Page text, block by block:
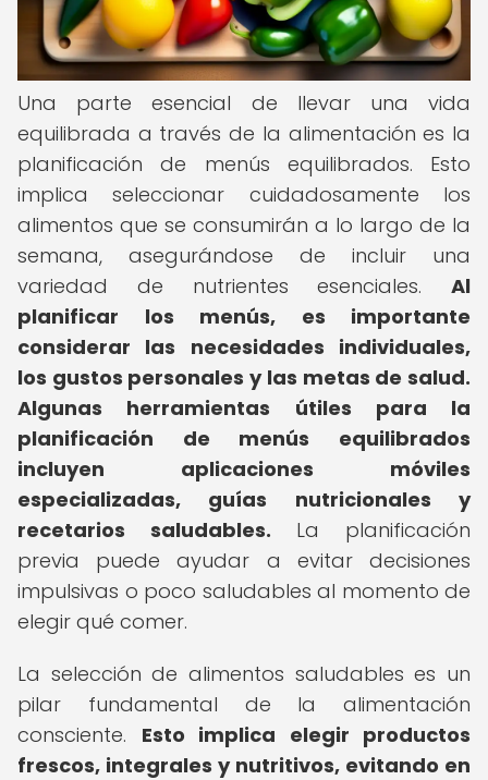
Una parte esencial de llevar una vida
equilibrada a través de la alimentación es la
planificación de menús equilibrados. Esto
implica seleccionar cuidadosamente los
alimentos que se consumirán a lo largo de la
semana, asegurándose de incluir una
variedad de nutrientes esenciales. Al
planificar los menús, es importante
considerar las necesidades individuales,
los gustos personales y las metas de salud.
Algunas herramientas útiles para la
planificación de menús equilibrados
incluyen aplicaciones móviles
especializadas, guías nutricionales y
recetarios saludables. La planificación
previa puede ayudar a evitar decisiones
impulsivas o poco saludables al momento de
elegir qué comer.
La selección de alimentos saludables es un
pilar fundamental de la alimentación
consciente. Esto implica elegir productos
frescos, integrales y nutritivos, evitando en